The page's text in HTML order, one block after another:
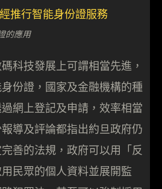
的應用
科技發展上可謂相當先進，
份證，國家及金融機構的種
網上登記及申請，效率相當
導及評論都指出約旦政府仍
善的法規，政府可以用「反
民眾的個人資料並展開監